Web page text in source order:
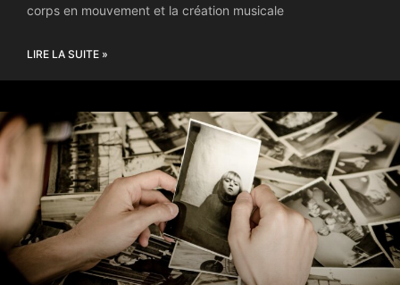
corps en mouvement et la création musicale
LIRE LA SUITE »